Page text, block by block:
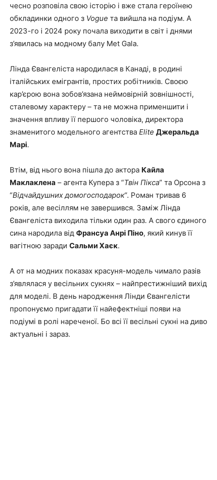
чесно розповіла свою історію і вже стала героїнею
обкладинки одного з Vogue та вийшла на подіум. А
2023-го і 2024 року почала виходити в світ і днями
з’явилась на модному балу Met Gala.
Лінда Євангеліста народилася в Канаді, в родині
італійських емігрантів, простих робітників. Своєю
кар’єрою вона зобов’язана неймовірній зовнішності,
сталевому характеру – та не можна применшити і
значення впливу її першого чоловіка, директора
знаменитого модельного агентства Elite Джеральда
Марі.
Втім, від нього вона пішла до актора Кайла
Маклаклена – агента Купера з “Твін Пікса” та Орсона з
“Відчайдушних домогосподарок“. Роман тривав 6
років, але весіллям не завершився. Заміж Лінда
Євангеліста виходила тільки один раз. А свого єдиного
сина народила від Франсуа Анрі Піно, який кинув її
вагітною заради Сальми Хаєк.
А от на модних показах красуня-модель чимало разів
з’являлася у весільних сукнях – найпрестижніший вихід
для моделі. В день народження Лінди Євангелісти
пропонуємо пригадати її найефектніші появи на
подіумі в ролі нареченої. Бо всі її весільні сукні на диво
актуальні і зараз.